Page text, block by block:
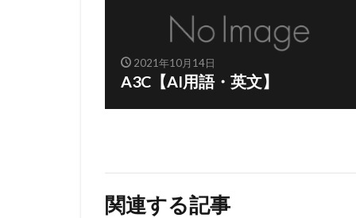
2021年10月14日
A3C【AI用語・英文】
関連する記事